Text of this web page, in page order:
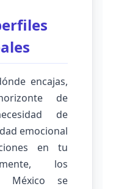
encajas,
de
de
emocional
en tu
los
México se